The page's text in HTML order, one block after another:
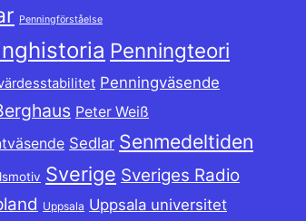
Penningförståelse
Penningteori
Penningväsende
Peter Weiß
Sedlar Senmedeltiden
Sverige Sveriges Radio
Uppsala Uppsala universitet